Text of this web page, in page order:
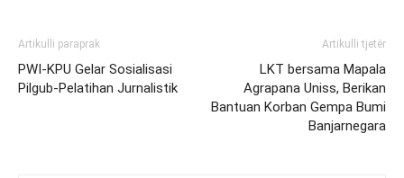
Artikulli paraprak
PWI-KPU Gelar Sosialisasi
Pilgub-Pelatihan Jurnalistik
Artikulli tjetër
LKT bersama Mapala
Agrapana Uniss, Berikan
Bantuan Korban Gempa Bumi
Banjarnegara